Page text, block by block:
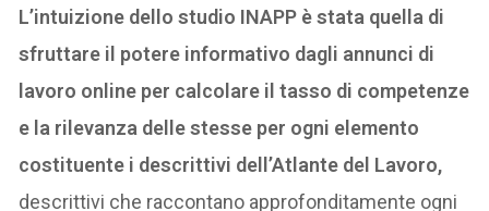
L’intuizione dello studio INAPP è stata quella di
sfruttare il potere informativo dagli annunci di
lavoro online per calcolare il tasso di competenze
e la rilevanza delle stesse per ogni elemento
costituente i descrittivi dell’Atlante del Lavoro,
descrittivi che raccontano approfonditamente ogni